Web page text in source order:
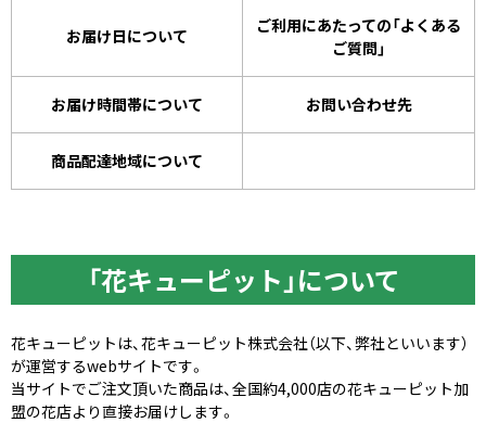
お届け日について
ご利用にあたっての「よくある
ご質問」
お届け時間帯について お問い合わせ先
商品配達地域について
「花キューピット」について
花キューピットは、花キューピット株式会社（以下、弊社といいます）
が運営するwebサイトです。
当サイトでご注文頂いた商品は、全国約4,000店の花キューピット加
盟の花店より直接お届けします。